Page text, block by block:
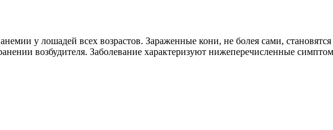
у лошадей всех возрастов. Зараженные кони, не болея сами,
возбудителя. Заболевание характеризуют нижеперечисленные